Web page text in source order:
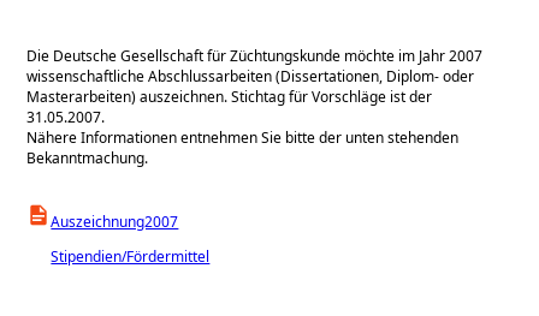
Die Deutsche Gesellschaft für Züchtungskunde möchte im Jahr 2007
wissenschaftliche Abschlussarbeiten (Dissertationen, Diplom- oder
Masterarbeiten) auszeichnen. Stichtag für Vorschläge ist der
31.05.2007.
Nähere Informationen entnehmen Sie bitte der unten stehenden
Bekanntmachung.
Auszeichnung2007
Stipendien/Fördermittel